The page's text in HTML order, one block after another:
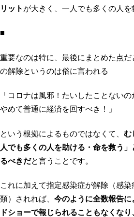
リット が大きく、一人でも多くの人を
■
重要なのは特に、最後にまとめた点
の解除というのは俗に言われる
「コロナは風邪！たいしたことない
やめて普通に経済を回すべき！」
という根拠によるものではなくて、 む
人でも多くの人を助ける・命を救う
るべきだと言うことです。
これに加えて指定感染症が解除（感
類）されれば、 今のように全数報告
ドショーで報じられることもなくな